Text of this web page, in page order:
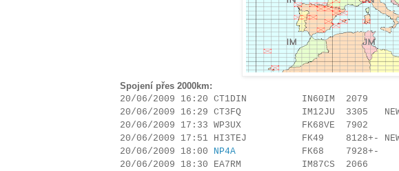
Spojení přes 2000km:
20/06/2009 16:20 CT1DIN IN60IM 2079
20/06/2009 16:29 CT3FQ IM12JU 3305 NEW
20/06/2009 17:33 WP3UX FK68VE 7902
20/06/2009 17:51 HI3TEJ FK49 8128+- NEW
20/06/2009 18:00 NP4A FK68 7928+-
20/06/2009 18:30 EA7RM IM87CS 2066